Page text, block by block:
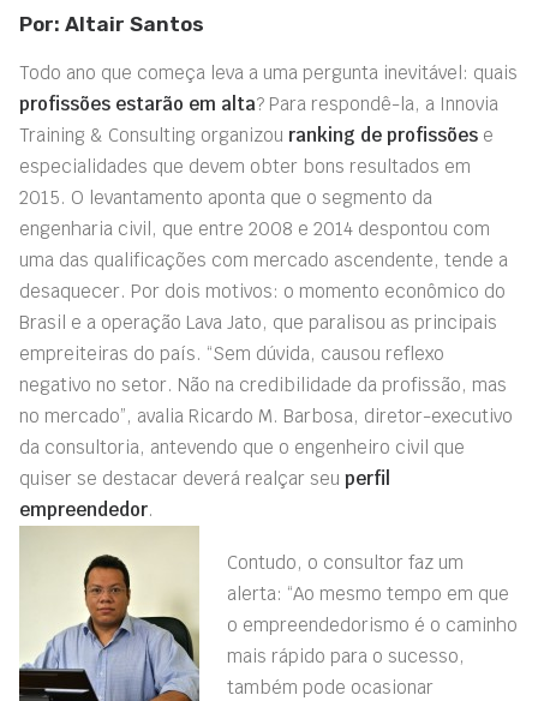
Por: Altair Santos
Todo ano que começa leva a uma pergunta inevitável: quais
profissões estarão em alta? Para respondê-la, a Innovia
Training & Consulting organizou ranking de profissões e
especialidades que devem obter bons resultados em
2015. O levantamento aponta que o segmento da
engenharia civil, que entre 2008 e 2014 despontou com
uma das qualificações com mercado ascendente, tende a
desaquecer. Por dois motivos: o momento econômico do
Brasil e a operação Lava Jato, que paralisou as principais
empreiteiras do país. “Sem dúvida, causou reflexo
negativo no setor. Não na credibilidade da profissão, mas
no mercado”, avalia Ricardo M. Barbosa, diretor-executivo
da consultoria, antevendo que o engenheiro civil que
quiser se destacar deverá realçar seu perfil
empreendedor.
Contudo, o consultor faz um
alerta: “Ao mesmo tempo em que
o empreendedorismo é o caminho
mais rápido para o sucesso,
também pode ocasionar